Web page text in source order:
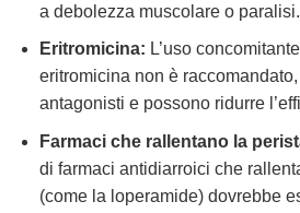
a debolezza muscolare o paralisi.
Eritromicina: L’uso
eritromicina non è
antagonisti e possono ridurre
Farmaci che rallentano la
di farmaci antidiarroici che
(come la loperamide) dovrebbe